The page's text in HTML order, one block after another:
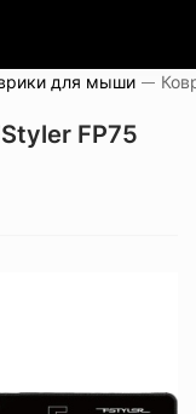
для мыши
FP75